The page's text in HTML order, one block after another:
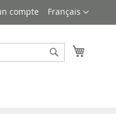
Langue
Français
compte